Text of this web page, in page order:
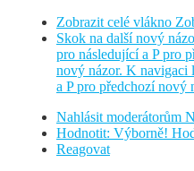
Zobrazit celé vlákno
Skok na další nový
pro následující a P pro
nový názor. K navigaci
a P pro předchozí nový
Nahlásit moderátorům
Hodnotit: Výborně!
Reagovat